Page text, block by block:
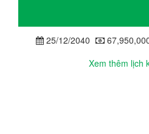
25/12/2040
Xem thêm lịch